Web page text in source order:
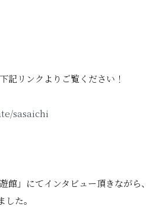
記リンクよりご覧ください！
sasaichi
館」にてインタビュー頂きながら、
た。